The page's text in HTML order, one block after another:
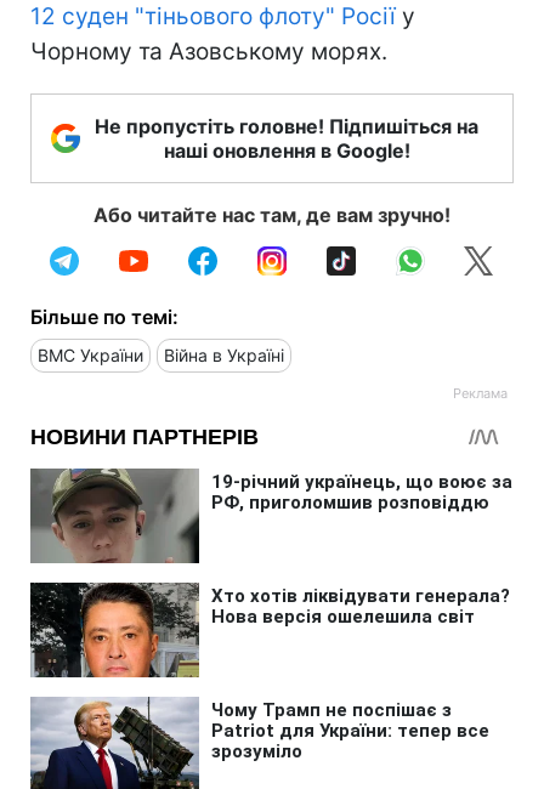
12 суден "тіньового флоту" Росіїу
Чорному та Азовському морях.
Не пропустіть головне! Підпишіться на
наші оновлення в Google!
Або читайте нас там, де вам зручно!
Більше по темі:
ВМС України Війна в Україні